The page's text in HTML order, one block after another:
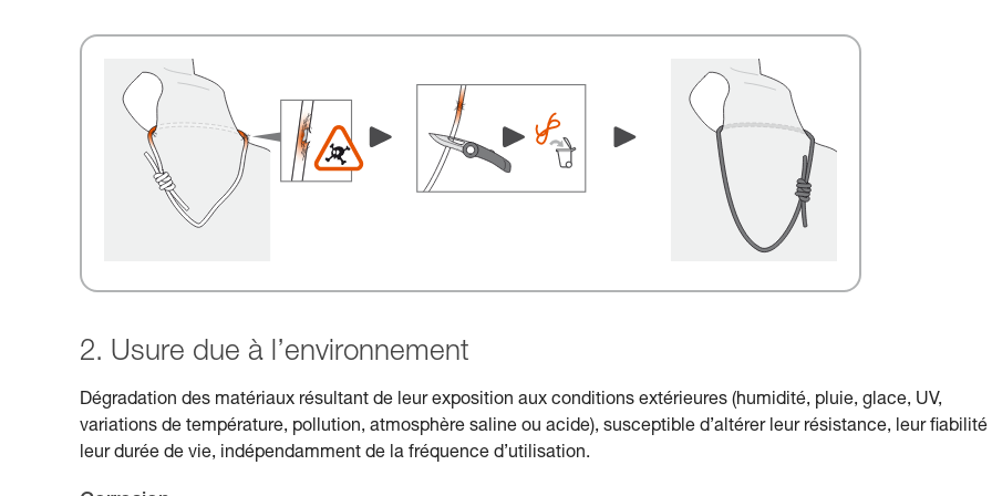
2. Usure due à l’environnement
Dégradation des matériaux résultant de leur exposition aux conditions extérieures (humidité, pluie, glace, UV,
variations de température, pollution, atmosphère saline ou acide), susceptible d’altérer leur résistance, leur fiabilité
leur durée de vie, indépendamment de la fréquence d’utilisation.